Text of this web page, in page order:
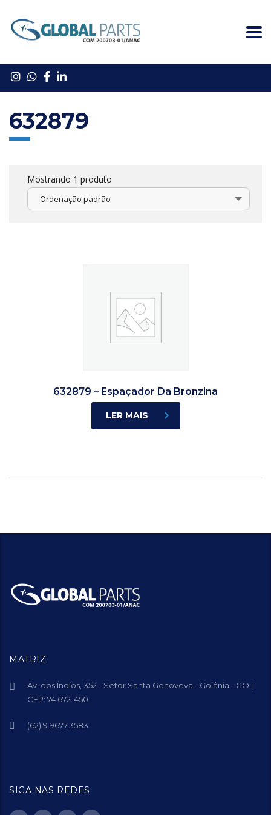
632879
Mostrando 1 produto
Ordenação padrão
632879 – Espaçador Da Bronzina
LER MAIS
MATRIZ:
Av. dos Índios, 352 - Setor Santa Genoveva - Goiânia - GO |
CEP: 74.672-450
(62) 9.9677.3583
SIGA NAS REDES